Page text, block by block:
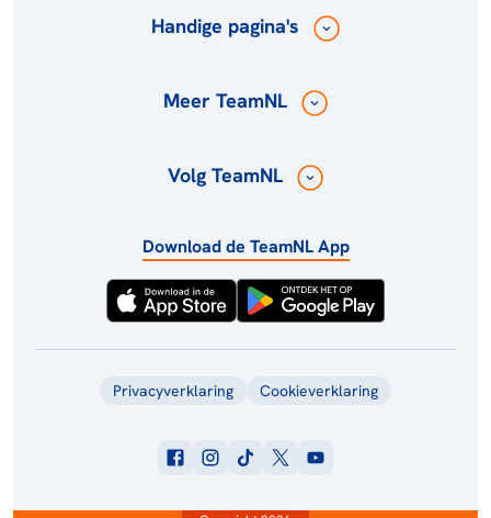
Handige pagina's
Meer TeamNL
Volg TeamNL
Download de TeamNL App
Privacyverklaring Cookieverklaring